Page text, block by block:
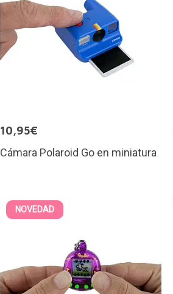
10,95€
Cámara Polaroid Go en miniatura
NOVEDAD